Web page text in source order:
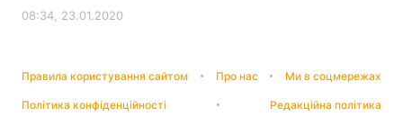
08:34, 23.01.2020
Правила користування сайтом Про нас Ми в соцмережах
Політика конфіденційності Редакційна політика